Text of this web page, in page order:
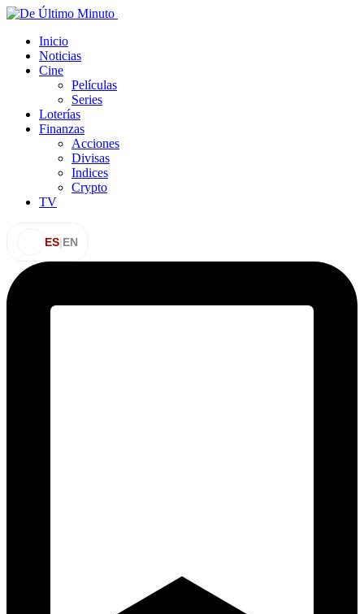
Inicio
Noticias
Cine
Películas
Series
Loterías
Finanzas
Acciones
Divisas
Indices
Crypto
TV
ES|EN